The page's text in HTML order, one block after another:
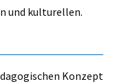
und kulturellen.
Konzept